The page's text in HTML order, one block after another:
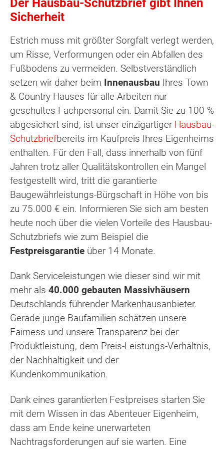
Der Hausbau-Schutzbrief gibt Ihnen
Sicherheit
Estrich muss mit größter Sorgfalt verlegt werden,
um Risse, Verformungen oder ein Abfallen des
Fußbodens zu vermeiden. Selbstverständlich
setzen wir daher beim Innenausbau Ihres Town
& Country Hauses für alle Arbeiten nur
geschultes Fachpersonal ein. Damit Sie zu 100 %
abgesichert sind, ist unser einzigartiger Hausbau-
Schutzbriefbereits im Kaufpreis Ihres Eigenheims
enthalten. Für den Fall, dass innerhalb von fünf
Jahren trotz aller Qualitätskontrollen ein Mangel
festgestellt wird, tritt die garantierte
Baugewährleistungs-Bürgschaft in Höhe von bis
zu 75.000 € ein. Informieren Sie sich am besten
heute noch über die vielen Vorteile des Hausbau-
Schutzbriefs wie zum Beispiel die
Festpreisgarantie über 14 Monate.
Dank Serviceleistungen wie dieser sind wir mit
mehr als 40.000 gebauten Massivhäusern
Deutschlands führender Markenhausanbieter.
Gerade junge Baufamilien schätzen unsere
Fairness und unsere Transparenz bei der
Produktleistung, dem Preis-Leistungs-Verhältnis,
der Nachhaltigkeit und der
Kundenkommunikation.
Dank eines garantierten Festpreises starten Sie
mit dem Wissen in das Abenteuer Eigenheim,
dass am Ende keine unerwarteten
Nachtragsforderungen auf sie warten. Eine